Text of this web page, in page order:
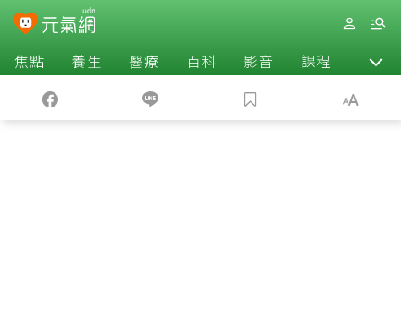
焦點 養生 醫療 百科 影音 課程 退休